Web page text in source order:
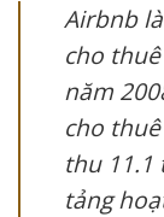
Airbnb
cho
năm
cho
thu 11.1
tảng